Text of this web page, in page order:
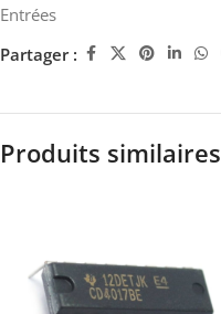
Entrées
Partager :
Produits similaires